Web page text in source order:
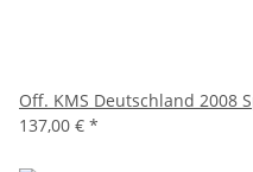
Off. KMS Deutschland 2008
137,00 € *